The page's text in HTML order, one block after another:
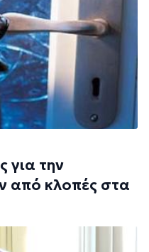
για την
από κλοπές στα